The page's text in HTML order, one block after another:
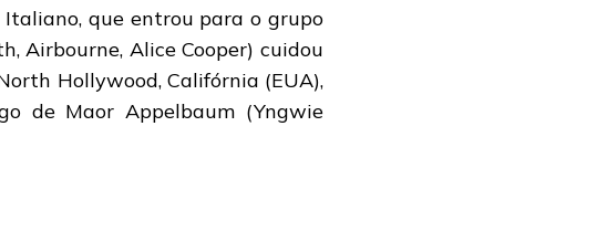
que entrou para o grupo
Airbourne, Alice Cooper) cuidou
Hollywood, Califórnia (EUA),
de Maor Appelbaum (Yngwie